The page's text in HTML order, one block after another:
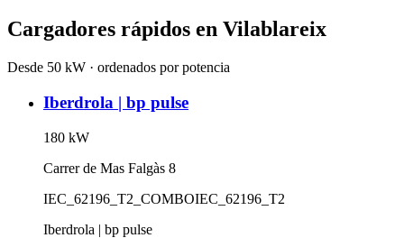
Cargadores rápidos en Vilablareix
Desde 50 kW · ordenados por potencia
Iberdrola | bp pulse
180 kW
Carrer de Mas Falgàs 8
IEC_62196_T2_COMBOIEC_62196_T2
Iberdrola | bp pulse